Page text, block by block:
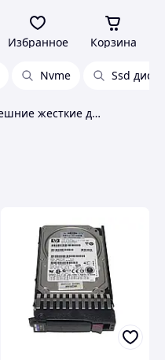
Избранное Корзина
Nvme Ssd диск
Внутренние и внешние жесткие диски, HDD, SSD Hewlett Packard